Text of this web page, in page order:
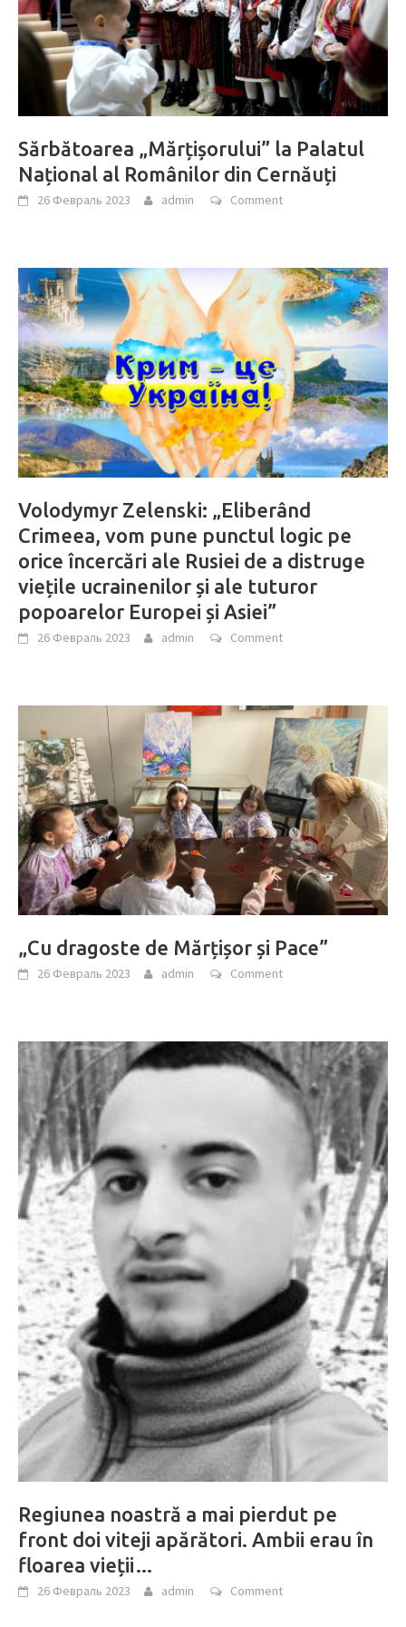
Sărbătoarea „Mărțișorului” la Palatul
Național al Românilor din Cernăuți
26 Февраль 2023 admin Comment
Volodymyr Zelenski: „Eliberând
Crimeea, vom pune punctul logic pe
orice încercări ale Rusiei de a distruge
viețile ucrainenilor și ale tuturor
popoarelor Europei și Asiei”
26 Февраль 2023 admin Comment
„Cu dragoste de Mărțișor și Pace”
26 Февраль 2023 admin Comment
Regiunea noastră a mai pierdut pe
front doi viteji apărători. Ambii erau în
floarea vieții…
26 Февраль 2023 admin Comment